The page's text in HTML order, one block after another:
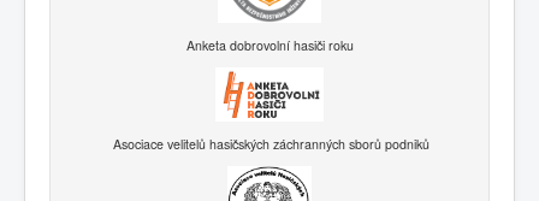
Anketa dobrovolní hasiči roku
Asociace velitelů hasičských záchranných sborů podniků